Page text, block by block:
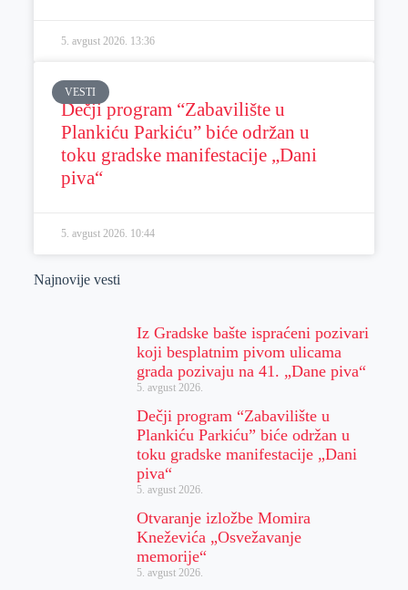
5. avgust 2026. 13:36
VESTI
Dečji program “Zabavilište u
Plankiću Parkiću” biće održan u
toku gradske manifestacije „Dani
piva“
5. avgust 2026. 10:44
Najnovije vesti
Iz Gradske bašte ispraćeni pozivari
koji besplatnim pivom ulicama
grada pozivaju na 41. „Dane piva“
5. avgust 2026.
Dečji program “Zabavilište u
Plankiću Parkiću” biće održan u
toku gradske manifestacije „Dani
piva“
5. avgust 2026.
Otvaranje izložbe Momira
Kneževića „Osvežavanje
memorije“
5. avgust 2026.